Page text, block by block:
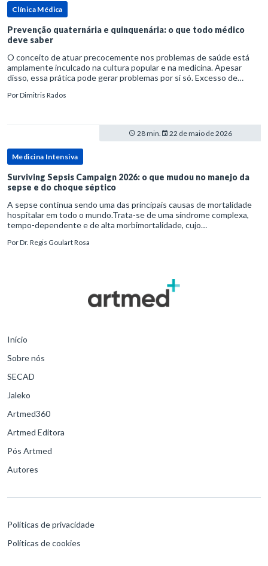
Clínica Médica
Prevenção quaternária e quinquenária: o que todo médico
deve saber
O conceito de atuar precocemente nos problemas de saúde está
amplamente inculcado na cultura popular e na medicina. Apesar
disso, essa prática pode gerar problemas por si só. Excesso de
PorDimitris Rados
28 min. 22 de maio de 2026
Medicina Intensiva
Surviving Sepsis Campaign 2026: o que mudou no manejo da
sepse e do choque séptico
A sepse continua sendo uma das principais causas de mortalidade
hospitalar em todo o mundo.Trata-se de uma síndrome complexa,
tempo-dependente e de alta morbimortalidade, cujo
para o desfe
PorDr. Regis Goulart Rosa
Início
Sobre nós
SECAD
Jaleko
Artmed360
Artmed Editora
Pós Artmed
Autores
Políticas de privacidade
Políticas de cookies